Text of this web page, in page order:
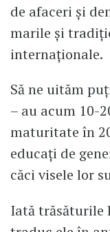
de afaceri și
marile și
internaționale.
Să ne uităm
– au acum 10-
maturitate în
educați de
căci visele lor
Iată trăsăturile